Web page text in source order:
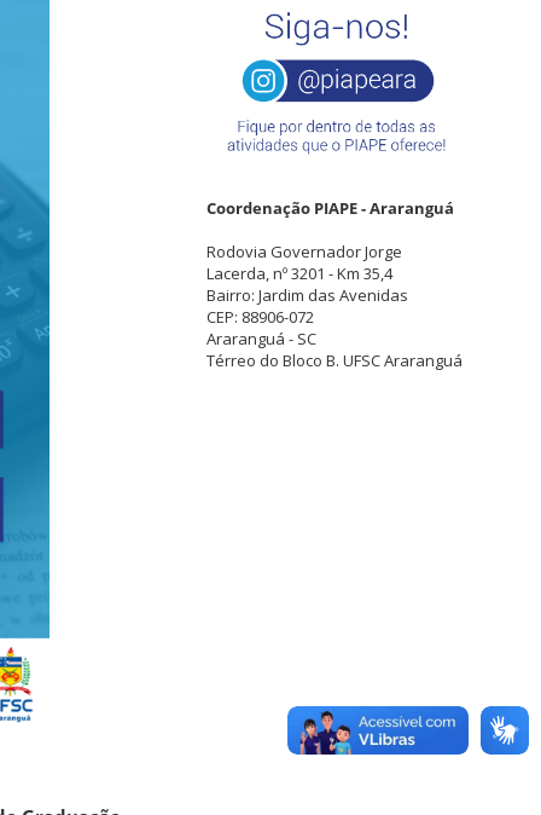
Coordenação PIAPE - Araranguá
Rodovia Governador Jorge
Lacerda, nº 3201 - Km 35,4
Bairro: Jardim das Avenidas
CEP: 88906-072
Araranguá - SC
Térreo do Bloco B. UFSC Araranguá